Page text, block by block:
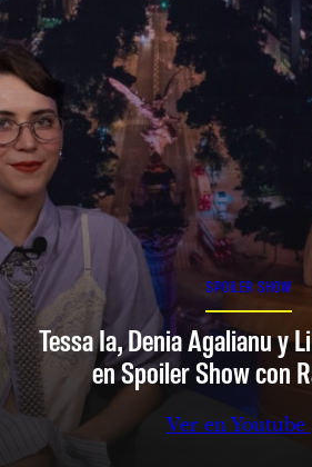
SPOILER SHOW
Tessa Ia, Denia Agalianu y
en Spoiler Show con
Ver en Youtube